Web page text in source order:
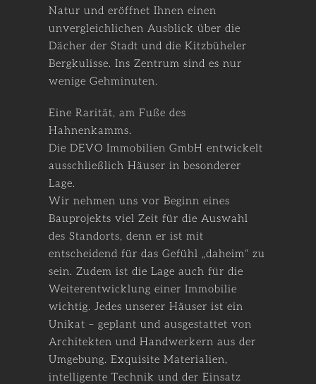
Natur und eröffnet Ihnen einen
unvergleichlichen Ausblick über die
Dächer der Stadt und die Kitzbüheler
Bergkulisse. Ins Zentrum sind es nur
wenige Gehminuten.
Eine Rarität, am Fuße des
Hahnenkamms.
Die DEVO Immobilien GmbH entwickelt
ausschließlich Häuser in besonderer
Lage.
Wir nehmen uns vor Beginn eines
Bauprojekts viel Zeit für die Auswahl
des Standorts, denn er ist mit
entscheidend für das Gefühl „daheim“ zu
sein. Zudem ist die Lage auch für die
Weiterentwicklung einer Immobilie
wichtig. Jedes unserer Häuser ist ein
Unikat – geplant und ausgestattet von
Architekten und Handwerkern aus der
Umgebung. Exquisite Materialien,
intelligente Technik und der Einsatz